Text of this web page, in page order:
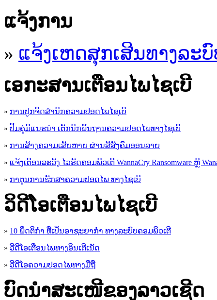
ແຈ້ງການ
» ແຈ້ງເຫດສຸກເສີນທາງລະ
ເອ​ກະ​ສານເຕືອນໄພໄຊເບີ
» ການປູກຈິດສໍານຶກຄວາມປອດໄພໄຊເບີ
» ປຶ້ມຄູ່ມືແນະນໍາ ເຕັກນິກພື້ນຖານຄວາມປອດໄພທາງໄຊເບີ
» ການສ້າງຄວາມເສັຍຫາຍ ຜ່ານສື່ສັງຄົມອອນລາຍ
» ແຈ້ງເຕືອນລະວັງ ໄວຣັດຄອມພິວເຕີ WannaCry Ransomware ຫຼື
» ກາຕູນການຮັກສາຄວາມປອດໄພ ທາງໄຊເບີ
ວິດີໂອເຕືອນໄພໄຊເບີ
» 10 ພຶດຕິກໍາ ທີ່ເປັນອາຊະຍາກໍາ ທາງລະບົບຄອມພິວເຕີ
» ວີດີໂອເຕືອນໄພທາງອິນເຕີເນັດ
» ວ​ີ​ດີ​ໂອ​ຄວາມ​ປອດ​ໄພ​ທາງ​ມື​ຖື
ບົດນຳສະເໜີຂອງລາວເຊີດ